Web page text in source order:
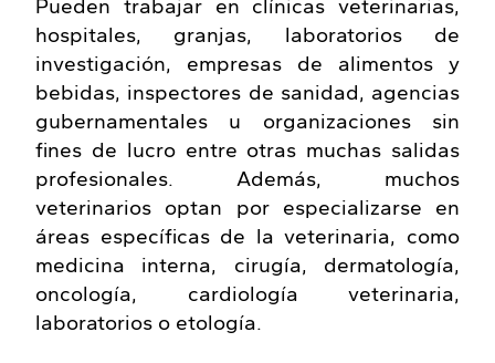
Pueden trabajar en clínicas veterinarias,
hospitales, granjas, laboratorios de
investigación, empresas de alimentos y
bebidas, inspectores de sanidad, agencias
gubernamentales u organizaciones sin
fines de lucro entre otras muchas salidas
profesionales. Además, muchos
veterinarios optan por especializarse en
áreas específicas de la veterinaria, como
medicina interna, cirugía, dermatología,
oncología, cardiología veterinaria,
laboratorios o etología.